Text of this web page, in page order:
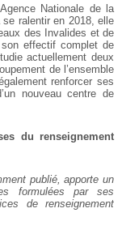
Nationale de la
ralentir en 2018, elle
des Invalides et de
son effectif complet de
actuellement deux
de l’ensemble
renforcer ses
nouveau centre de
du renseignement
publié, apporte un
formulées par ses
de renseignement